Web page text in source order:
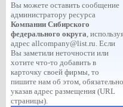
Вы можете оставить сообщение
администратору ресурса
Компании Сибирского
федерального округа,
адрес allcompany@list.ru. Если
Вы заметили неточности или
хотите что-то добавить в
карточку своей фирмы, то
пишите нам об этом, обязательно
указав адрес размещения (URL
страницы).